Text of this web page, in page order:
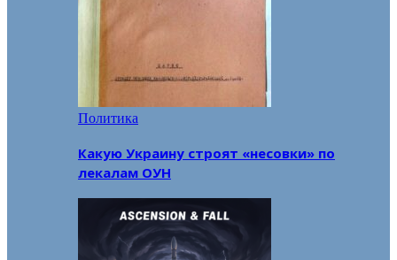
Политика
Какую Украину строят «несовки» по
лекалам ОУН